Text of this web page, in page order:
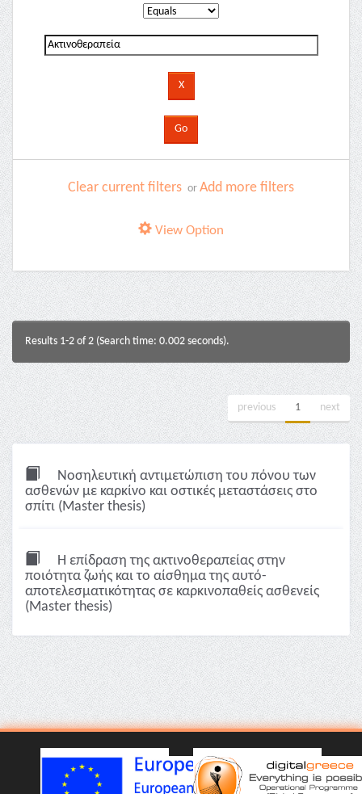
Clear current filters or Add more filters
View Option
Results 1-2 of 2 (Search time: 0.002 seconds).
previous 1 next
Νοσηλευτική αντιμετώπιση του πόνου των
ασθενών με καρκίνο και οστικές μεταστάσεις στο
σπίτι (Master thesis)
Η επίδραση της ακτινοθεραπείας στην
ποιότητα ζωής και το αίσθημα της αυτό-
αποτελεσματικότητας σε καρκινοπαθείς ασθενείς
(Master thesis)